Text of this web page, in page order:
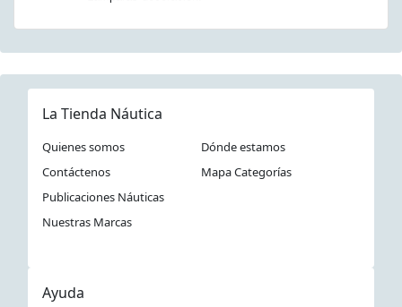
La Tienda Náutica
Quienes somos
Dónde estamos
Contáctenos
Mapa Categorías
Publicaciones Náuticas
Nuestras Marcas
Ayuda